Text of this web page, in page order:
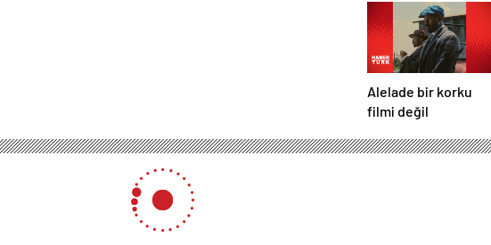
Alelade bir korku
filmi değil